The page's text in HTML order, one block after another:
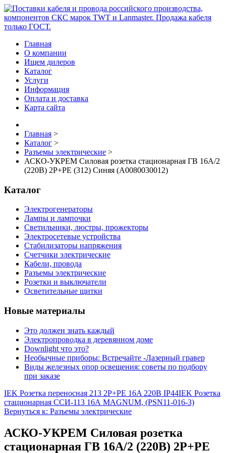
Главная
О компании
Ищем дилеров
Каталог
Услуги
Информация
Оплата и доставка
Карта сайта
Главная >
Каталог >
Разъемы электрические >
АСКО-УКРЕМ Силовая розетка стационарная ГВ 16А/2
(220В) 2Р+РЕ (312) Синяя (A0080030012)
Каталог
Электрогенераторы
Лампы и лампочки
Светильники, люстры, прожекторы
Электросетевые устройства
Стабилизаторы напряжения
Счетчики электрические
Кабели, провода
Разъемы электрические
Розетки и выключатели
Осветительные щитки
Новые материалы
Это должен знать каждый
Электропроводка в деревянном доме
Downlight что это?
Необычные приборы: Встречайте -Лазерный гравер
Виды железных опор освещения: советы по подбору
при заказе
IEK Розетка переносная 213 2P+PE 16A 220В IP44IEK Розетка
стационарная ССИ-113 16А MAGNUM, (PSN11-016-3)
Вернуться к: Разъемы электрические
АСКО-УКРЕМ Силовая розетка
стационарная ГВ 16А/2 (220В) 2Р+РЕ